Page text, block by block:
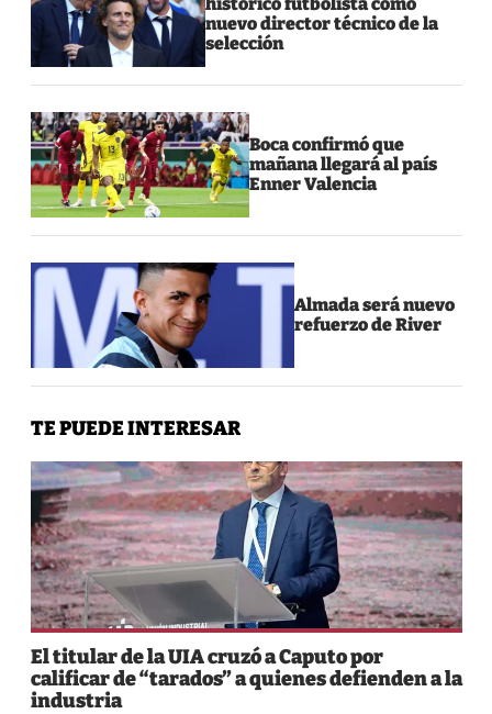
nuevo director técnico de la
selección
Boca confirmó que
mañana llegará al país
Enner Valencia
Almada será nuevo
refuerzo de River
TE PUEDE INTERESAR
El titular de la UIA cruzó a Caputo por
calificar de “tarados” a quienes defienden a la
industria